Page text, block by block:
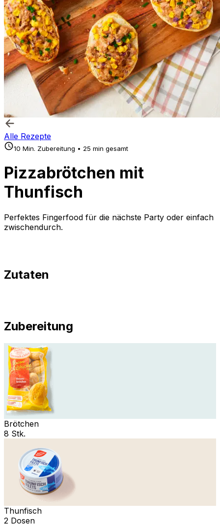
Alle Rezepte
10 Min. Zubereitung • 25 min gesamt
Pizzabrötchen mit
Thunfisch
Perfektes Fingerfood für die nächste Party oder einfach
zwischendurch.
Zutaten
Zubereitung
Brötchen
8 Stk.
Thunfisch
2 Dosen